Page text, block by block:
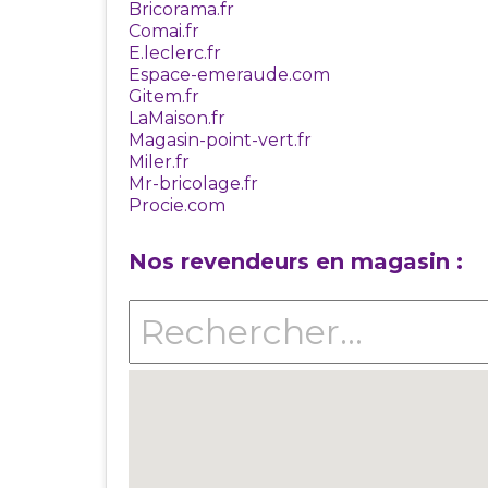
Bricorama.fr
Comai.fr
E.leclerc.fr
Espace-emeraude.com
Gitem.fr
LaMaison.fr
Magasin-point-vert.fr
Miler.fr
Mr-bricolage.fr
Procie.com
Nos revendeurs en magasin :